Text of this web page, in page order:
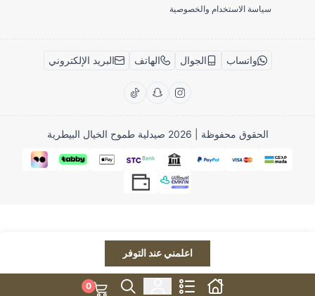
اعلمني عند التوفر
سياسة الاستخدام والخصوصية
واتساب الجوال الهاتف البريد الإلكتروني
الحقوق محفوظة | 2026 صيدلية طموح الخيال البيطرية
0